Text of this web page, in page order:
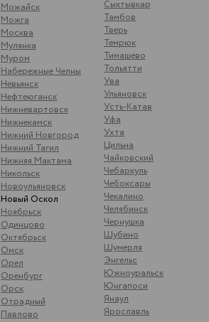
Можайск
Можга
Москва
Мулянка
Муром
Набережные Челны
Невьянск
Нефтеюганск
Нижневартовск
Нижнекамск
Нижний Новгород
Нижний Тагил
Нижняя Мактама
Никольск
Новоульяновск
Новый Оскол
Ноябрьск
Одинцово
Октябрьск
Омск
Орел
Оренбург
Орск
Отрадный
Павлово
Сыктывкар
Тамбов
Тверь
Темрюк
Тимашево
Тольятти
Ува
Ульяновск
Усть-Катав
Уфа
Ухта
Цильна
Чайковский
Чебаркуль
Чебоксары
Чекалино
Челябинск
Чернушка
Шубино
Шумерля
Энгельс
Южноуральск
Юнгапоси
Янаул
Ярославль